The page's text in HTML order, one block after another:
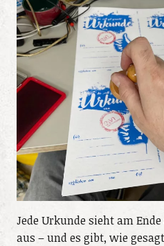
Jede Urkunde sieht am
aus – und es gibt, wie